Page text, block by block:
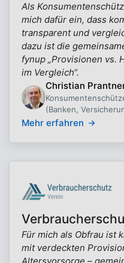
Als
mich dafür ein, dass
transparent und
dazu ist die
fynup „Provisionen vs.
im Vergleich“.
Christian
(Banken,
Mehr erfahren
Für mich als Obfrau ist
mit verdeckten